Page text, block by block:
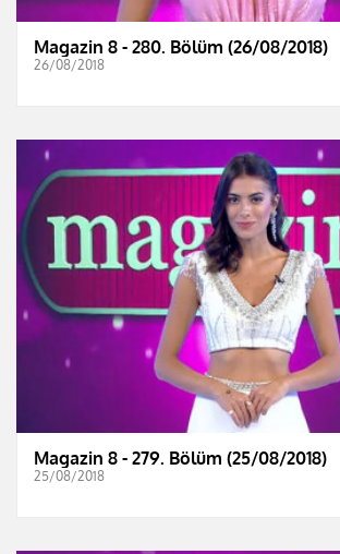
Magazin 8 - 280. Bölüm (26/08/2018)
26/08/2018
Magazin 8 - 279. Bölüm (25/08/2018)
25/08/2018